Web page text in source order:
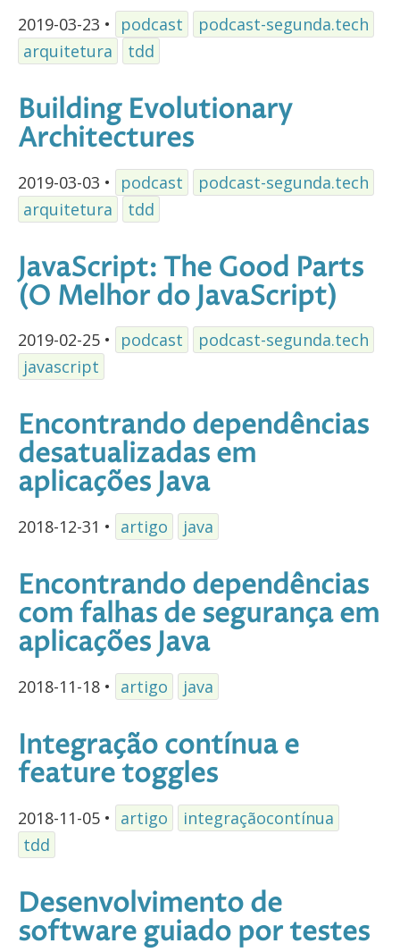
2019-03-23 • podcast
podcast-segunda.tech
arquitetura
tdd
Building Evolutionary
Architectures
2019-03-03 • podcast
podcast-segunda.tech
arquitetura
tdd
JavaScript: The Good Parts
(O Melhor do JavaScript)
2019-02-25 • podcast
podcast-segunda.tech
javascript
Encontrando dependências
desatualizadas em
aplicações Java
2018-12-31 • artigo java
Encontrando dependências
com falhas de segurança em
aplicações Java
2018-11-18 • artigo java
Integração contínua e
feature toggles
2018-11-05 • artigo
integraçãocontínua
tdd
Desenvolvimento de
software guiado por testes